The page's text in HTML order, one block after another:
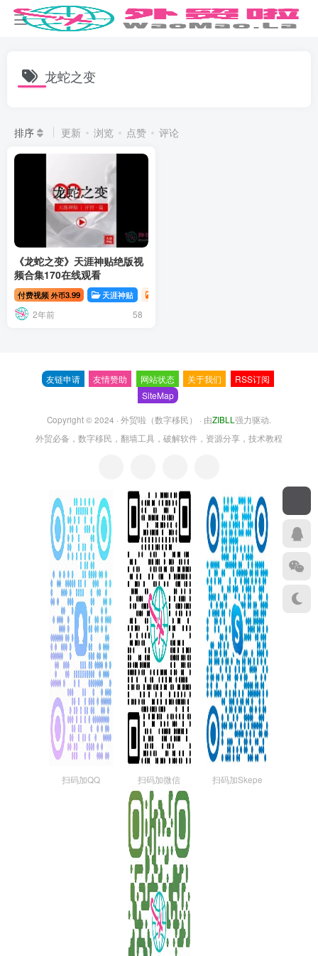
龙蛇之变
排序 更新 浏览 点赞 评论
《龙蛇之变》天涯神贴绝版视
频合集170在线观看
付费视频 外币3.99 天涯神贴
2年前 58
友链申请 友情赞助 网站状态 关于我们
RSS订阅
SiteMap
Copyright © 2024 · 外贸啦（数字移民） · 由ZIBLL强力驱动.
外贸必备，数字移民，翻墙工具，破解软件，资源分享，技术教程
扫码加QQ 扫码加微信 扫码加Skepe